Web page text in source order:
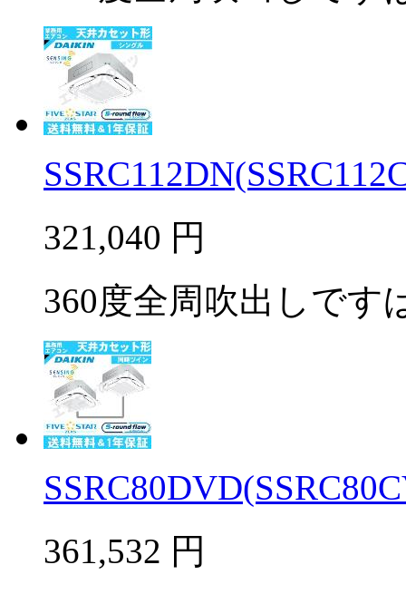
321,040 円
360度全周吹出しです
361,532 円